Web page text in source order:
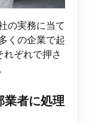
の実務に当て
くの企業で起
ぞれで押さ
者に処理